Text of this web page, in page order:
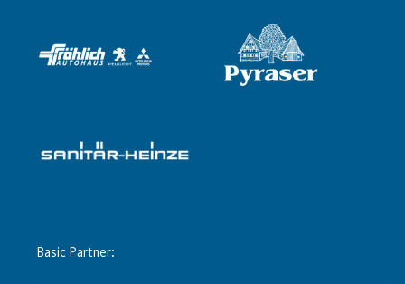
Basic Partner: